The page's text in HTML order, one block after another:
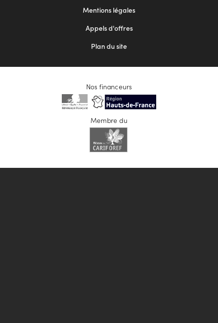
Mentions légales
Appels d'offres
Plan du site
Nos financeurs
Membre du